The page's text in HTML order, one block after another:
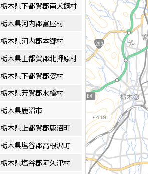
栃木県下都賀郡南犬飼村
栃木県河内郡富屋村
栃木県河内郡本郷村
栃木県上都賀郡北押原村
栃木県下都賀郡姿村
栃木県芳賀郡水橋村
栃木県鹿沼市
栃木県上都賀郡鹿沼町
栃木県塩谷郡高根沢町
栃木県塩谷郡阿久津村